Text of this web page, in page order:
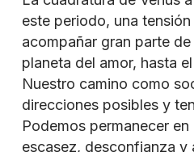
este periodo, una
acompañar gran parte
planeta del amor, hasta
Nuestro camino como
direcciones posibles y
Podemos permanecer
escasez, desconfianza y